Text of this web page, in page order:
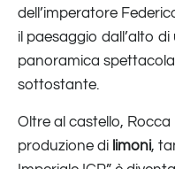
dell’imperatore
il paesaggio dall’alto
panoramica
sottostante.
Oltre al castello,
produzione di limoni,